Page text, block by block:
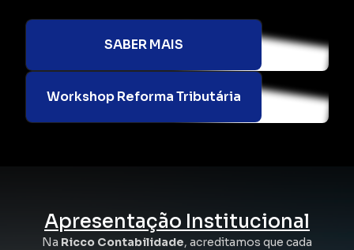
SABER MAIS
Workshop Reforma Tributária
Apresentação Institucional
Na Ricco Contabilidade, acreditamos que cada